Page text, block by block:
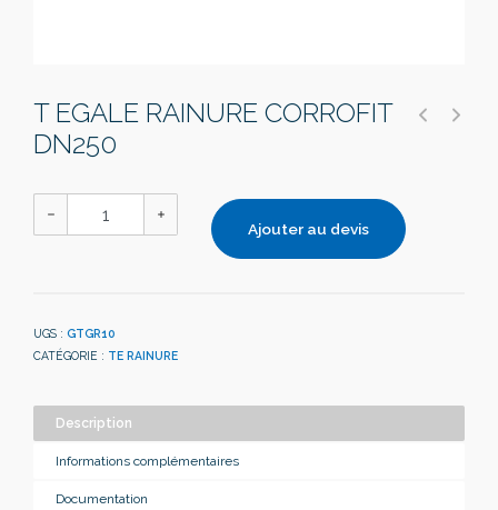
T EGALE RAINURE CORROFIT
DN250
Ajouter au devis
UGS : GTGR10
CATÉGORIE : TE RAINURE
Description
Informations complémentaires
Documentation